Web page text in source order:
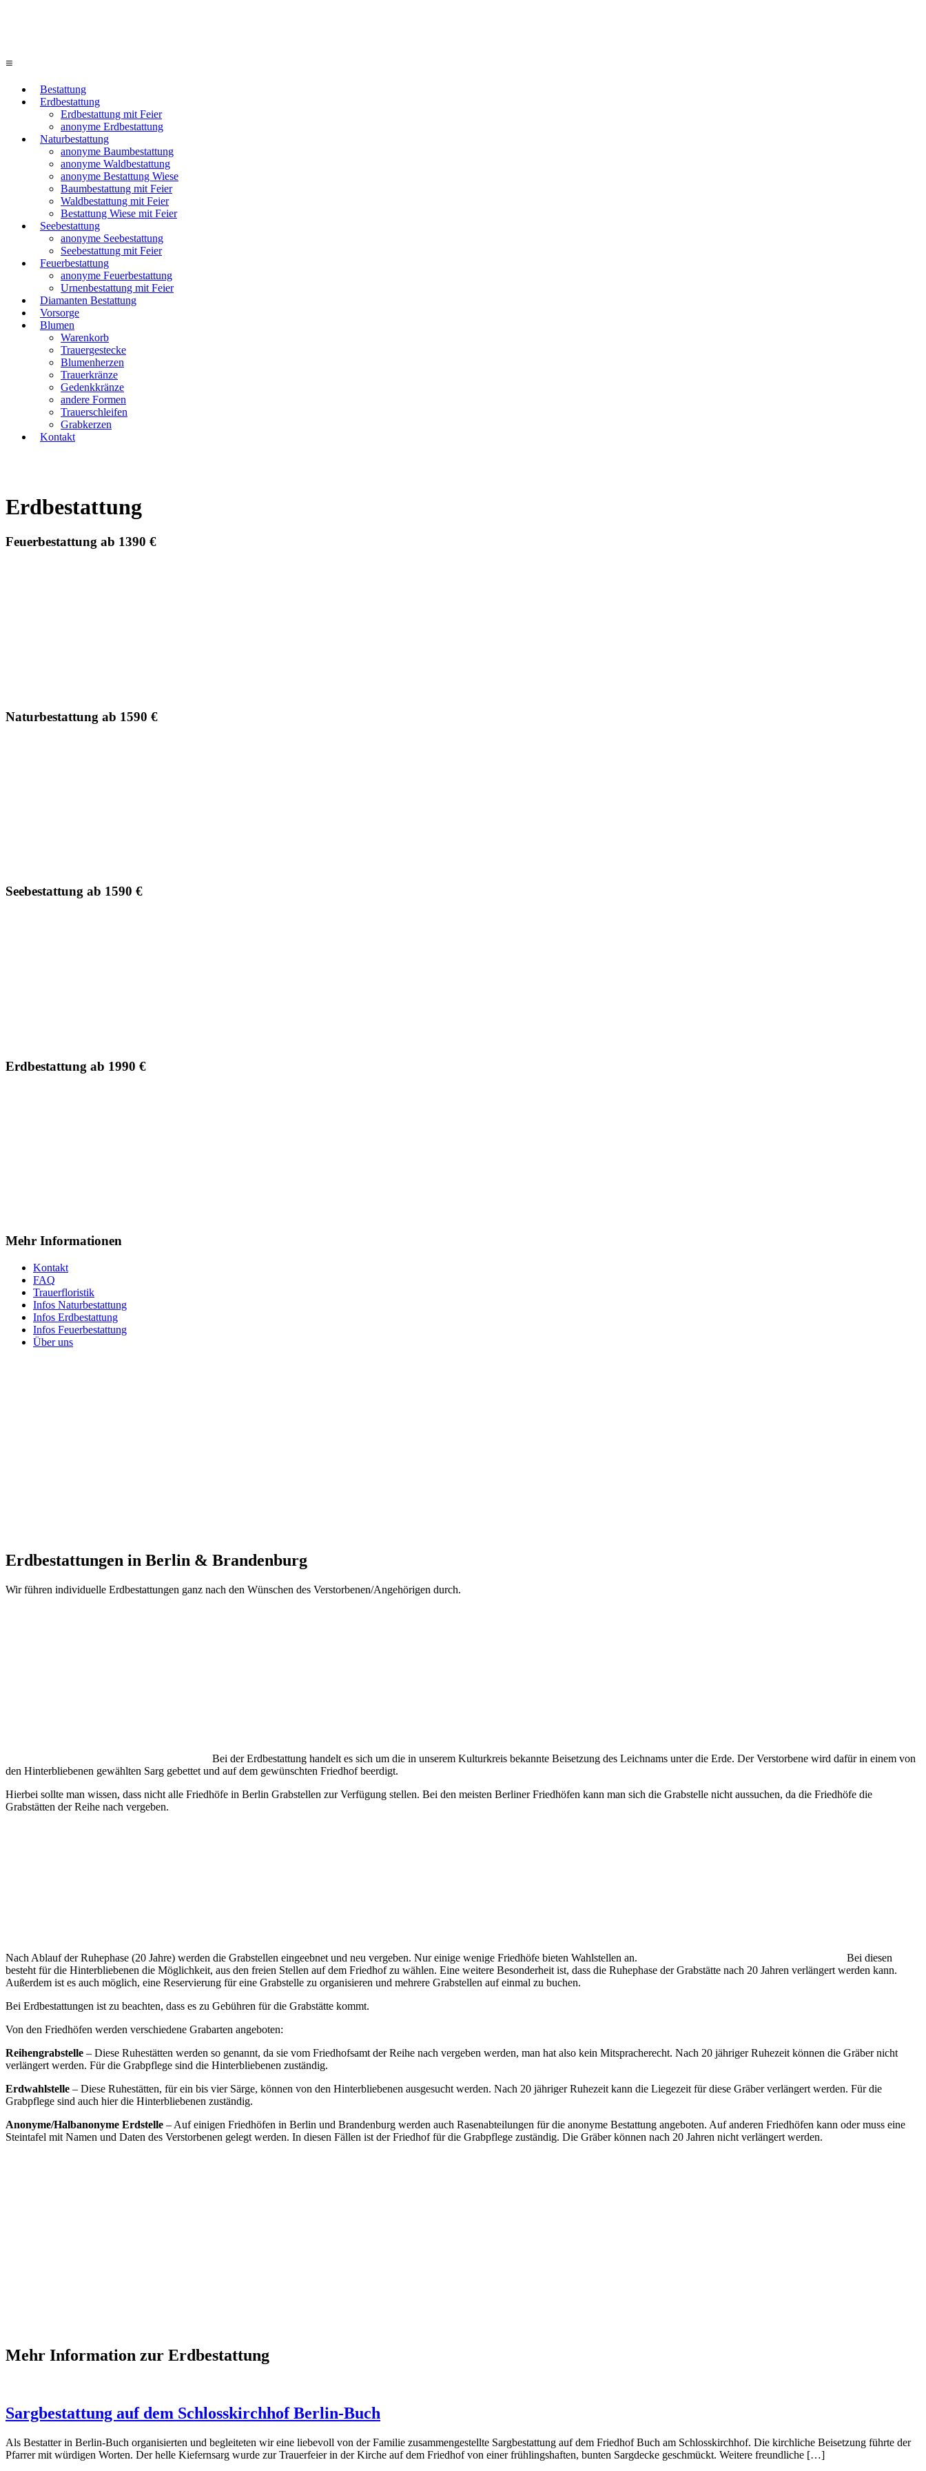
≡
Bestattung
Erdbestattung
Erdbestattung mit Feier
anonyme Erdbestattung
Naturbestattung
anonyme Baumbestattung
anonyme Waldbestattung
anonyme Bestattung Wiese
Baumbestattung mit Feier
Waldbestattung mit Feier
Bestattung Wiese mit Feier
Seebestattung
anonyme Seebestattung
Seebestattung mit Feier
Feuerbestattung
anonyme Feuerbestattung
Urnenbestattung mit Feier
Diamanten Bestattung
Vorsorge
Blumen
Warenkorb
Trauergestecke
Blumenherzen
Trauerkränze
Gedenkkränze
andere Formen
Trauerschleifen
Grabkerzen
Kontakt
Erdbestattung
Feuerbestattung ab 1390 €
Naturbestattung ab 1590 €
Seebestattung ab 1590 €
Erdbestattung ab 1990 €
Mehr Informationen
Kontakt
FAQ
Trauerfloristik
Infos Naturbestattung
Infos Erdbestattung
Infos Feuerbestattung
Über uns
Erdbestattungen in Berlin & Brandenburg
Wir führen individuelle Erdbestattungen ganz nach den Wünschen des Verstorbenen/Angehörigen durch.
Bei der Erdbestattung handelt es sich um die in unserem Kulturkreis bekannte Beisetzung des Leichnams unter die Erde. Der Verstorbene wird dafür in einem von
den Hinterbliebenen gewählten Sarg gebettet und auf dem gewünschten Friedhof beerdigt.
Hierbei sollte man wissen, dass nicht alle Friedhöfe in Berlin Grabstellen zur Verfügung stellen. Bei den meisten Berliner Friedhöfen kann man sich die Grabstelle nicht aussuchen, da die Friedhöfe die
Grabstätten der Reihe nach vergeben.
Nach Ablauf der Ruhephase (20 Jahre) werden die Grabstellen eingeebnet und neu vergeben. Nur einige wenige Friedhöfe bieten Wahlstellen an.
Bei diesen
besteht für die Hinterbliebenen die Möglichkeit, aus den freien Stellen auf dem Friedhof zu wählen. Eine weitere Besonderheit ist, dass die Ruhephase der Grabstätte nach 20 Jahren verlängert werden kann.
Außerdem ist es auch möglich, eine Reservierung für eine Grabstelle zu organisieren und mehrere Grabstellen auf einmal zu buchen.
Bei Erdbestattungen ist zu beachten, dass es zu Gebühren für die Grabstätte kommt.
Von den Friedhöfen werden verschiedene Grabarten angeboten:
Reihengrabstelle – Diese Ruhestätten werden so genannt, da sie vom Friedhofsamt der Reihe nach vergeben werden, man hat also kein Mitspracherecht. Nach 20 jähriger Ruhezeit können die Gräber nicht
verlängert werden. Für die Grabpflege sind die Hinterbliebenen zuständig.
Erdwahlstelle – Diese Ruhestätten, für ein bis vier Särge, können von den Hinterbliebenen ausgesucht werden. Nach 20 jähriger Ruhezeit kann die Liegezeit für diese Gräber verlängert werden. Für die
Grabpflege sind auch hier die Hinterbliebenen zuständig.
Anonyme/Halbanonyme Erdstelle – Auf einigen Friedhöfen in Berlin und Brandenburg werden auch Rasenabteilungen für die anonyme Bestattung angeboten. Auf anderen Friedhöfen kann oder muss eine
Steintafel mit Namen und Daten des Verstorbenen gelegt werden. In diesen Fällen ist der Friedhof für die Grabpflege zuständig. Die Gräber können nach 20 Jahren nicht verlängert werden.
Mehr Information zur Erdbestattung
Sargbestattung auf dem Schlosskirchhof Berlin-Buch
Als Bestatter in Berlin-Buch organisierten und begleiteten wir eine liebevoll von der Familie zusammengestellte Sargbestattung auf dem Friedhof Buch am Schlosskirchhof. Die kirchliche Beisetzung führte der
Pfarrer mit würdigen Worten. Der helle Kiefernsarg wurde zur Trauerfeier in der Kirche auf dem Friedhof von einer frühlingshaften, bunten Sargdecke geschmückt. Weitere freundliche […]